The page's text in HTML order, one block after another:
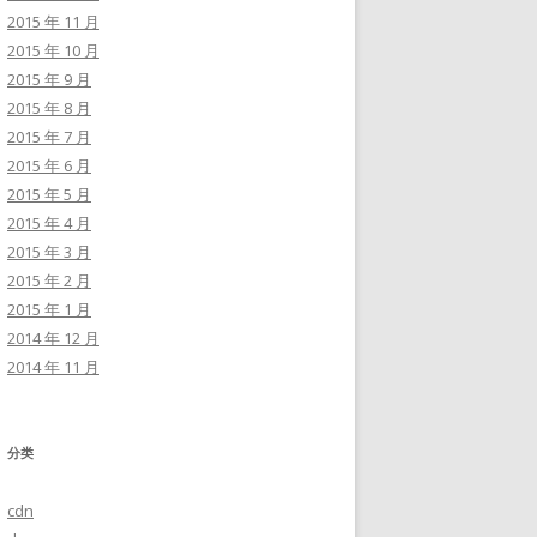
2015 年 11 月
2015 年 10 月
2015 年 9 月
2015 年 8 月
2015 年 7 月
2015 年 6 月
2015 年 5 月
2015 年 4 月
2015 年 3 月
2015 年 2 月
2015 年 1 月
2014 年 12 月
2014 年 11 月
分类
cdn